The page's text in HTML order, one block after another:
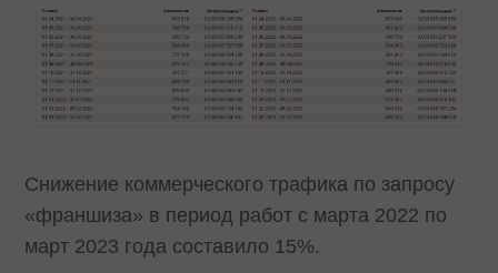
Снижение коммерческого трафика по запросу
«франшиза» в период работ с марта 2022 по
март 2023 года составило 15%.